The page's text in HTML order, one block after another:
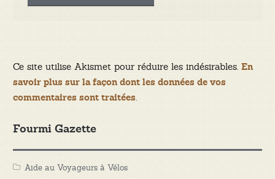
Ce site utilise Akismet pour réduire les indésirables. En
savoir plus sur la façon dont les données de vos
commentaires sont traitées.
Fourmi Gazette
Aide au Voyageurs à Vélos